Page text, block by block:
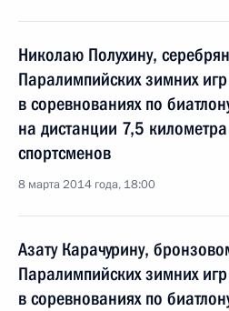
Николаю Полухину,
Паралимпийских зимних
в соревнованиях по
на дистанции 7,5
спортсменов
8 марта 2014 года, 18:00
Азату Карачурину,
Паралимпийских зимних
в соревнованиях по